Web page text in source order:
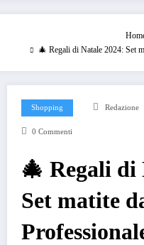
🎄 Regali di Natale 2024: Set
Shopping Redazione
0 Commenti
🎄 Regali di
Set matite